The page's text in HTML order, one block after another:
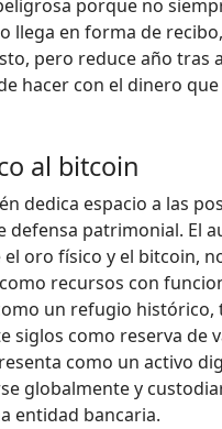
porque no
llega en forma de
pero reduce año tras
hacer con el dinero
al bitcoin
dedica espacio a las
defensa patrimonial. El
oro físico y el bitcoin,
recursos con
un refugio histórico,
siglos como reserva de
como un activo
globalmente y
entidad bancaria.